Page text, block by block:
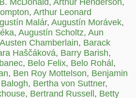
McDonald,Arthur Henderson,
,Arthur Leonard
Malár,Augustín Morávek,
,Augustín Scholtz,Aun
Austen Chamberlain,Barack
Haščáková,Barry Barish,
,Belo Felix,Belo Rohál,
,Ben Roy Mottelson,Benjamin
,Bertha von Suttner,
,Bertrand Russell,Betty